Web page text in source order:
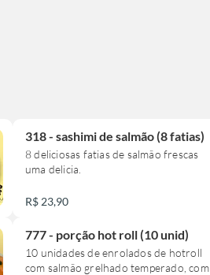
318 - sashimi de salmão (8 fatias)
8 deliciosas fatias de salmão frescas
uma delicia.
R$ 23,90
777 - porção hot roll (10 unid)
10 unidades de enrolados de hotroll
com salmão grelhado temperado, com